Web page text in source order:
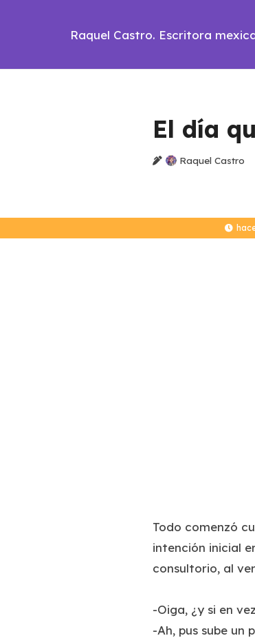
Raquel Castro. Escritora
El día
Raquel Castro
Todo comenzó
intención inicial
consultorio, al
-Oiga, ¿y si en
-Ah, pus sube un